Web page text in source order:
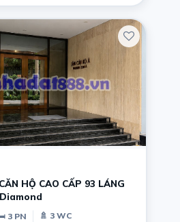
HỘ CAO CẤP 93 LÁNG
3 PN
🚿 3 WC